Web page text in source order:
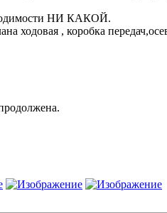
НИ КАКОЙ.
ходовая , коробка